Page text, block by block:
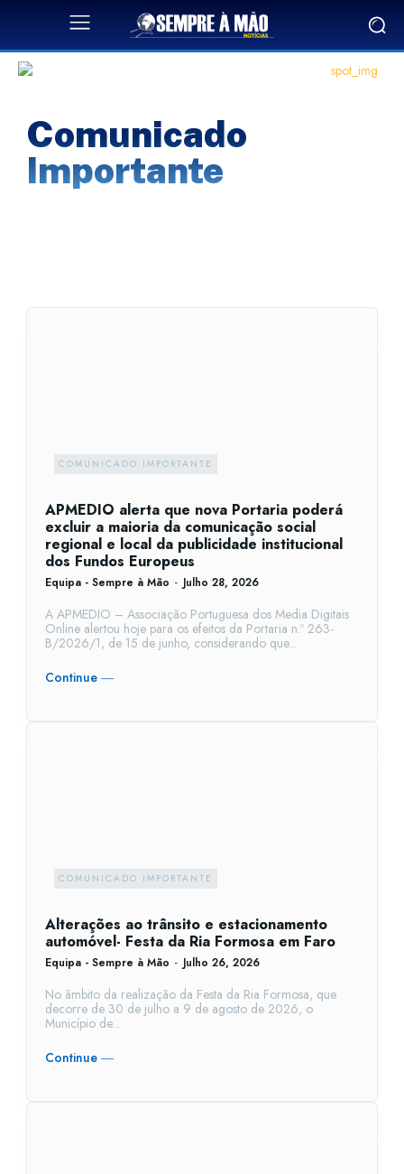
Comunicado
Importante
COMUNICADO IMPORTANTE
APMEDIO alerta que nova Portaria poderá
excluir a maioria da comunicação social
regional e local da publicidade institucional
dos Fundos Europeus
Equipa - Sempre à Mão - Julho 28, 2026
A APMEDIO – Associação Portuguesa dos Media Digitais
Online alertou hoje para os efeitos da Portaria n.º 263-
B/2026/1, de 15 de junho, considerando que...
Continue ―
COMUNICADO IMPORTANTE
Alterações ao trânsito e estacionamento
automóvel- Festa da Ria Formosa em Faro
Equipa - Sempre à Mão - Julho 26, 2026
No âmbito da realização da Festa da Ria Formosa, que
decorre de 30 de julho a 9 de agosto de 2026, o
Município de...
Continue ―